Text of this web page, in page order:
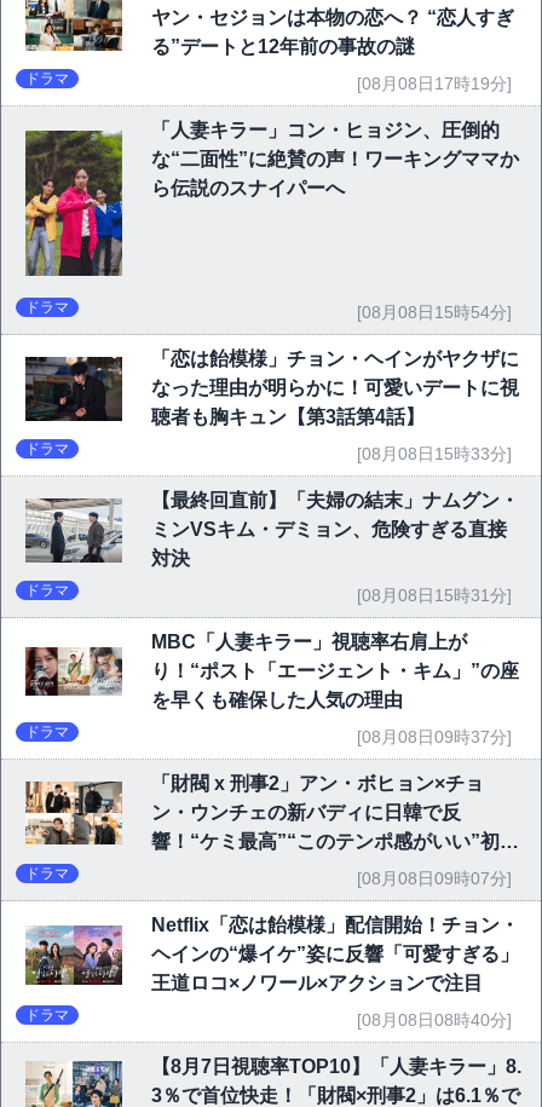
ヤン・セジョンは本物の恋へ？ “恋人すぎ
る”デートと12年前の事故の謎
ドラマ [08月08日17時19分]
「人妻キラー」コン・ヒョジン、圧倒的
な“二面性”に絶賛の声！ワーキングママか
ら伝説のスナイパーへ
ドラマ [08月08日15時54分]
「恋は飴模様」チョン・ヘインがヤクザに
なった理由が明らかに！可愛いデートに視
聴者も胸キュン【第3話第4話】
ドラマ [08月08日15時33分]
【最終回直前】「夫婦の結末」ナムグン・
ミンVSキム・デミョン、危険すぎる直接
対決
ドラマ [08月08日15時31分]
MBC「人妻キラー」視聴率右肩上が
り！“ポスト「エージェント・キム」”の座
を早くも確保した人気の理由
ドラマ [08月08日09時37分]
「財閥 x 刑事2」アン・ボヒョン×チョ
ン・ウンチェの新バディに日韓で反
響！“ケミ最高”“このテンポ感がいい”初回
ドラマ [08月08日09時07分]
Netflix「恋は飴模様」配信開始！チョン・
ヘインの“爆イケ”姿に反響「可愛すぎる」
王道ロコ×ノワール×アクションで注目
ドラマ [08月08日08時40分]
【8月7日視聴率TOP10】「人妻キラー」8.
3％で首位快走！「財閥×刑事2」は6.1％で